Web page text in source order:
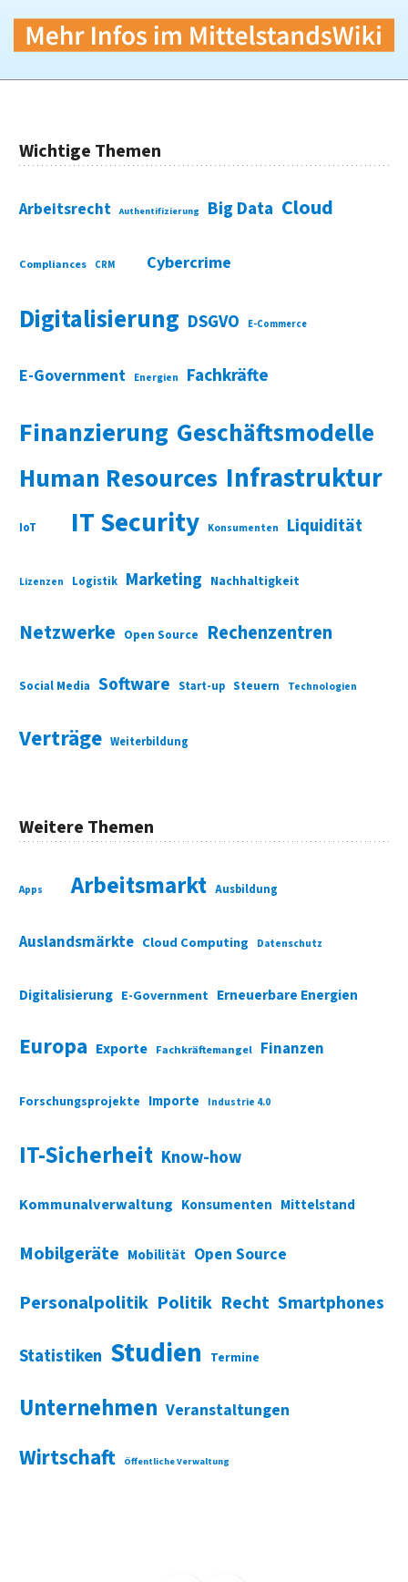
Wichtige Themen
Arbeitsrecht Authentifizierung Big Data Cloud
Compliances CRM Cybercrime
Digitalisierung DSGVO E-Commerce
E-Government Energien Fachkräfte
Finanzierung Geschäftsmodelle
Human Resources Infrastruktur
IoT IT Security Konsumenten Liquidität
Lizenzen Logistik Marketing Nachhaltigkeit
Netzwerke Open Source Rechenzentren
Social Media Software Start-up Steuern Technologien
Verträge Weiterbildung
Weitere Themen
Apps Arbeitsmarkt Ausbildung
Auslandsmärkte Cloud Computing Datenschutz
Digitalisierung E-Government Erneuerbare Energien
Europa Exporte Fachkräftemangel Finanzen
Forschungsprojekte Importe Industrie 4.0
IT-Sicherheit Know-how
Kommunalverwaltung Konsumenten Mittelstand
Mobilgeräte Mobilität Open Source
Personalpolitik Politik Recht Smartphones
Statistiken Studien Termine
Unternehmen Veranstaltungen
Wirtschaft Öffentliche Verwaltung